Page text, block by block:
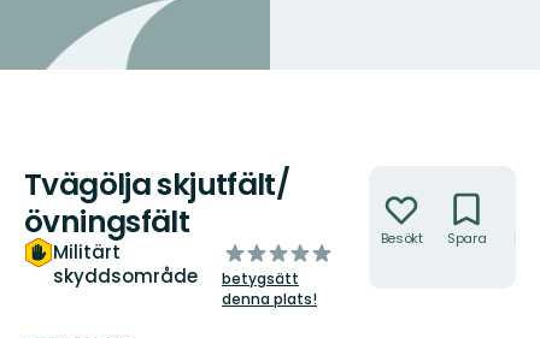
Tvägölja skjutfält/
övningsfält
Militärt
skyddsområde
av
5
stjärnor
betygsätt
denna plats!
Besökt Spara